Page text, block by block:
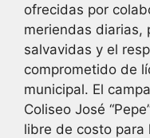
ofrecidas por
meriendas diarias,
salvavidas y el
comprometido de
municipal. El
Coliseo José
libre de costo para